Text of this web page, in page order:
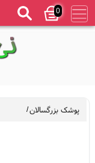
0
پوشک بزرگسالان/